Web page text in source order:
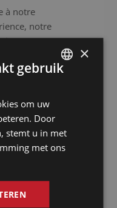
à notre
notre
et notre
nous vous
une approche
contentons pas
fournir des
nous
aussi à votre
gamme pour
FRENCH
×
gebruik
om uw
Door
stemt u in met
met ons